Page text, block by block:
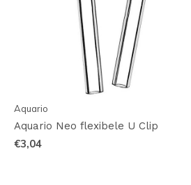
Aquario
Aquario Neo flexibele U Clip
€3,04